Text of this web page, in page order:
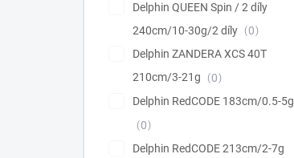
Delphin QUEEN Spin / 2 díly
240cm/10-30g/2 díly
0
Delphin ZANDERA XCS 40T
210cm/3-21g
0
Delphin RedCODE 183cm/0.5-5g
0
Delphin RedCODE 213cm/2-7g